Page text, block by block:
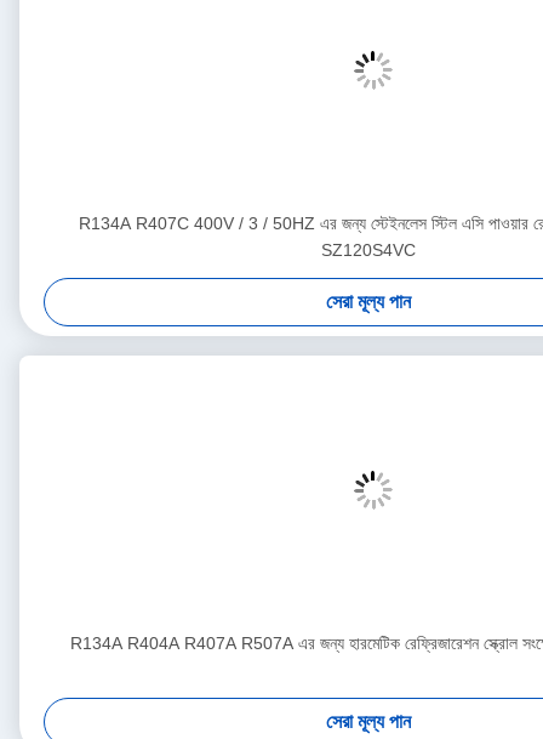
R134A R407C 400V / 3 / 50HZ এর জন্য স্টেইনলেস স্টিল এসি পাওয়ার
SZ120S4VC
সেরা মূল্য পান
R134A R404A R407A R507A এর জন্য হারমেটিক রেফ্রিজারেশন স্ক্রোল
সেরা মূল্য পান